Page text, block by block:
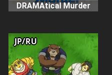
DRAMAtical Murder
JP/RU